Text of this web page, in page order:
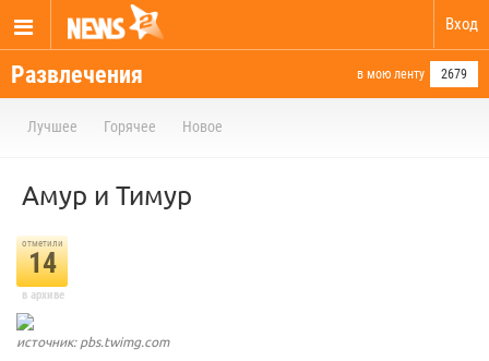
Вход
Развлечения в мою ленту 2679
Лучшее Горячее Новое
Амур и Тимур
отметили
14
в архиве
источник: pbs.twimg.com